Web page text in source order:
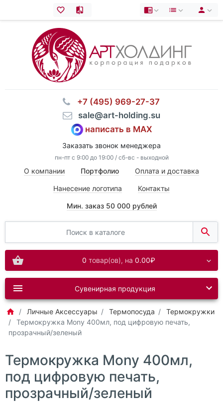
⠀+7 (495) 969-27-37
⠀sale@art-holding.su
написать в MAX
Заказать звонок менеджера
пн-пт с 9:00 до 19:00 / сб-вс - выходной
О компании Портфолио Оплата и доставка
Нанесение логотипа Контакты
Мин. заказ 50 000 рублей
0 товар(ов), на 0.00₽
Сувенирная продукция
Личные Аксессуары Термопосуда
Термокружки
Термокружка Mony 400мл, под цифровую печать,
прозрачный/зеленый
Термокружка Mony 400мл,
под цифровую печать,
прозрачный/зеленый